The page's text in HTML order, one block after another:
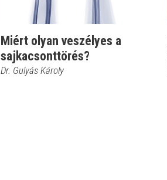
Miért olyan veszélyes a
sajkacsonttörés?
Dr. Gulyás Károly